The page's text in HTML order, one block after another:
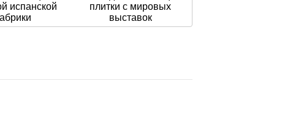
испанской
плитки с мировых
выставок